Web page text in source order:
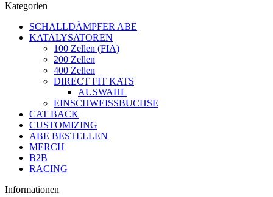
Kategorien
SCHALLDÄMPFER ABE
KATALYSATOREN
100 Zellen (FIA)
200 Zellen
400 Zellen
DIRECT FIT KATS
AUSWAHL
EINSCHWEISSBUCHSE
CAT BACK
CUSTOMIZING
ABE BESTELLEN
MERCH
B2B
RACING
Informationen